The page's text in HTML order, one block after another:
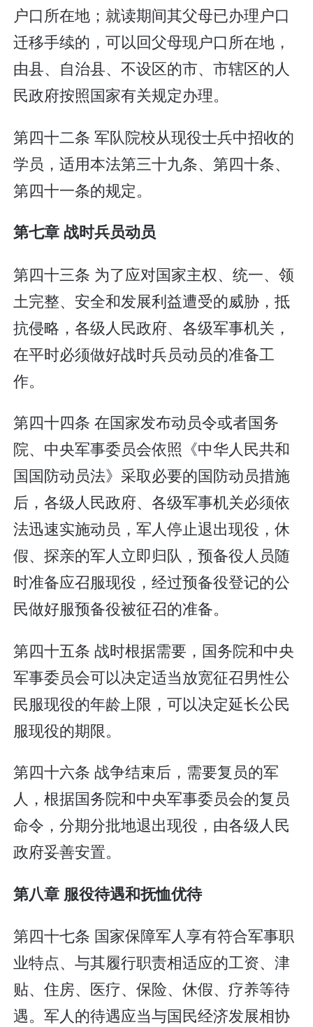
户口所在地；就读期间其父母已办理户口
迁移手续的，可以回父母现户口所在地，
由县、自治县、不设区的市、市辖区的人
民政府按照国家有关规定办理。
第四十二条 军队院校从现役士兵中招收的
学员，适用本法第三十九条、第四十条、
第四十一条的规定。
第七章 战时兵员动员
第四十三条 为了应对国家主权、统一、领
土完整、安全和发展利益遭受的威胁，抵
抗侵略，各级人民政府、各级军事机关，
在平时必须做好战时兵员动员的准备工
作。
第四十四条 在国家发布动员令或者国务
院、中央军事委员会依照《中华人民共和
国国防动员法》采取必要的国防动员措施
后，各级人民政府、各级军事机关必须依
法迅速实施动员，军人停止退出现役，休
假、探亲的军人立即归队，预备役人员随
时准备应召服现役，经过预备役登记的公
民做好服预备役被征召的准备。
第四十五条 战时根据需要，国务院和中央
军事委员会可以决定适当放宽征召男性公
民服现役的年龄上限，可以决定延长公民
服现役的期限。
第四十六条 战争结束后，需要复员的军
人，根据国务院和中央军事委员会的复员
命令，分期分批地退出现役，由各级人民
政府妥善安置。
第八章 服役待遇和抚恤优待
第四十七条 国家保障军人享有符合军事职
业特点、与其履行职责相适应的工资、津
贴、住房、医疗、保险、休假、疗养等待
遇。军人的待遇应当与国民经济发展相协